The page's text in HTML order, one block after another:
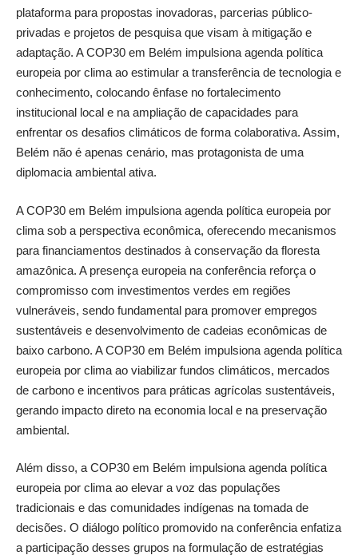
plataforma para propostas inovadoras, parcerias público-
privadas e projetos de pesquisa que visam à mitigação e
adaptação. A COP30 em Belém impulsiona agenda política
europeia por clima ao estimular a transferência de tecnologia e
conhecimento, colocando ênfase no fortalecimento
institucional local e na ampliação de capacidades para
enfrentar os desafios climáticos de forma colaborativa. Assim,
Belém não é apenas cenário, mas protagonista de uma
diplomacia ambiental ativa.
A COP30 em Belém impulsiona agenda política europeia por
clima sob a perspectiva econômica, oferecendo mecanismos
para financiamentos destinados à conservação da floresta
amazônica. A presença europeia na conferência reforça o
compromisso com investimentos verdes em regiões
vulneráveis, sendo fundamental para promover empregos
sustentáveis e desenvolvimento de cadeias econômicas de
baixo carbono. A COP30 em Belém impulsiona agenda política
europeia por clima ao viabilizar fundos climáticos, mercados
de carbono e incentivos para práticas agrícolas sustentáveis,
gerando impacto direto na economia local e na preservação
ambiental.
Além disso, a COP30 em Belém impulsiona agenda política
europeia por clima ao elevar a voz das populações
tradicionais e das comunidades indígenas na tomada de
decisões. O diálogo político promovido na conferência enfatiza
a participação desses grupos na formulação de estratégias